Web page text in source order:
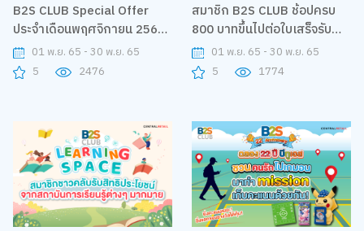
B2S CLUB Special Offer
ประจำเดือนพฤศจิกายน 2565
ส่วนลดสูงสุด 55%
01 พ.ย. 65 - 30 พ.ย. 65
5
2476
สมาชิก B2S CLUB ช้อปครบ
800 บาทขึ้นไปต่อใบเสร็จรับ
คะแนน The 1 X2
01 พ.ย. 65 - 30 พ.ย. 65
5
1774